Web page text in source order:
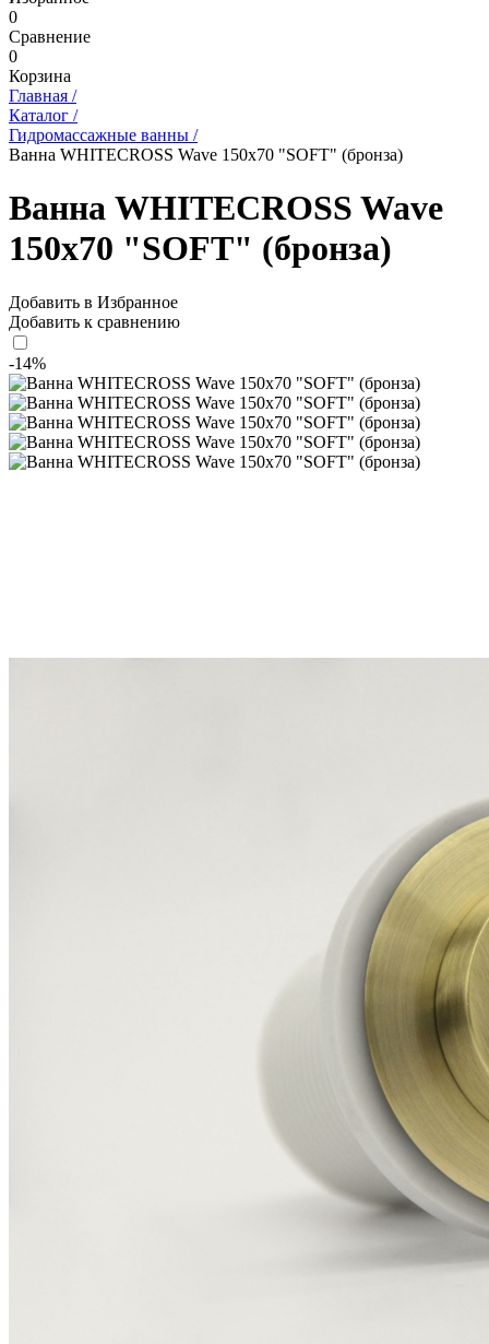
0
Сравнение
0
Корзина
Главная /
Каталог /
Гидромассажные ванны /
Ванна WHITECROSS Wave 150x70 "SOFT" (бронза)
Ванна WHITECROSS Wave
150x70 "SOFT" (бронза)
Добавить в Избранное
Добавить к сравнению
-14%